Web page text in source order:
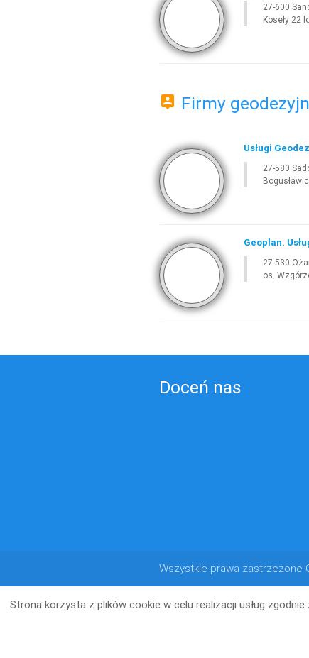
27-600
Koseły 22
Firmy
Usługi
27-580
Geoplan.
27-530
os.
Doceń nas
Wszystkie prawa zastrzeżone
Strona korzysta z plików cookie w celu realizacji usług zgodnie